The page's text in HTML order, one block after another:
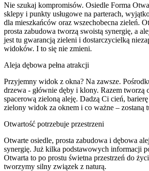
Nie szukaj kompromisów. Osiedle Forma
sklepy i punkty usługowe na parterach,
dla mieszkańców oraz wszechobecna zieleń.
prosta zabudowa tworzą swoistą synergię, a
jest tu gwarancją zieleni i dostarczycielką
widoków. I to się nie zmieni.
Aleja dębowa pełna atrakcji
Przyjemny widok z okna? Na zawsze.
drzewa - głównie dęby i klony. Razem tworzą
spacerową zieloną aleję. Dadzą Ci cień,
zielony widok za oknem i co ważne – zostaną
Otwartość potrzebuje przestrzeni
Otwarte osiedle, prosta zabudowa i dębowa
synergię. Już kilka podstawowych informacji
Otwarta to po prostu świetna przestrzeń do
tworzymy silny związek z naturą.